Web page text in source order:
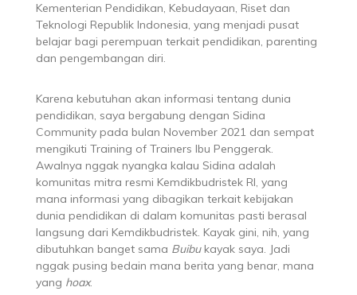
Kementerian Pendidikan, Kebudayaan, Riset dan
Teknologi Republik Indonesia, yang menjadi pusat
belajar bagi perempuan terkait pendidikan, parenting
dan pengembangan diri.
Karena kebutuhan akan informasi tentang dunia
pendidikan, saya bergabung dengan Sidina
Community pada bulan November 2021 dan sempat
mengikuti Training of Trainers Ibu Penggerak.
Awalnya nggak nyangka kalau Sidina adalah
komunitas mitra resmi Kemdikbudristek RI, yang
mana informasi yang dibagikan terkait kebijakan
dunia pendidikan di dalam komunitas pasti berasal
langsung dari Kemdikbudristek. Kayak gini, nih, yang
dibutuhkan banget sama Buibukayak saya. Jadi
nggak pusing bedain mana berita yang benar, mana
yang hoax.